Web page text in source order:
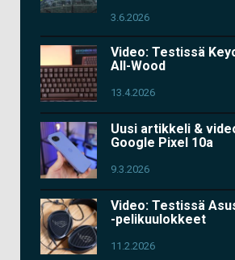
3.6.2026
Video: Testissä
All-Wood
13.4.2026
Uusi artikkeli &
Google Pixel 10a
9.3.2026
Video: Testissä
-pelikuulokkeet
11.2.2026